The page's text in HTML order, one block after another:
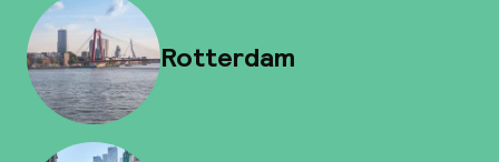
Rotterdam